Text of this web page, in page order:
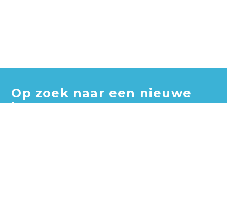
Op zoek naar een nieuwe
baan?